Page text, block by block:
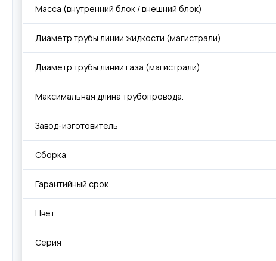
Масса (внутренний блок / внешний блок)
Диаметр трубы линии жидкости (магистрали)
Диаметр трубы линии газа (магистрали)
Максимальная длина трубопровода.
Завод-изготовитель
Сборка
Гарантийный срок
Цвет
Серия